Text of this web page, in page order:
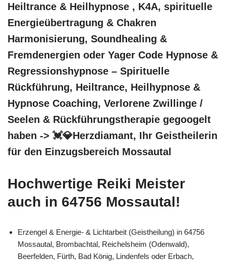
Heiltrance & Heilhypnose , K4A, spirituelle
Energieübertragung & Chakren
Harmonisierung, Soundhealing &
Fremdenergien oder Yager Code Hypnose &
Regressionshypnose – Spirituelle
Rückführung, Heiltrance, Heilhypnose &
Hypnose Coaching, Verlorene Zwillinge /
Seelen & Rückführungstherapie gegoogelt
haben -> 💓️💎Herzdiamant, Ihr Geistheilerin
für den Einzugsbereich Mossautal
Hochwertige Reiki Meister
auch in 64756 Mossautal!
Erzengel & Energie- & Lichtarbeit (Geistheilung) in 64756
Mossautal, Brombachtal, Reichelsheim (Odenwald),
Beerfelden, Fürth, Bad König, Lindenfels oder Erbach,